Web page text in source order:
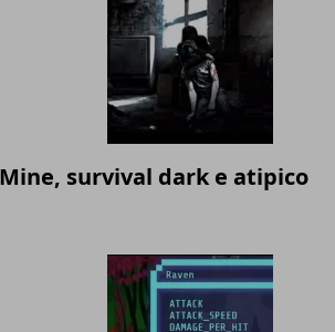
survival dark e atipico